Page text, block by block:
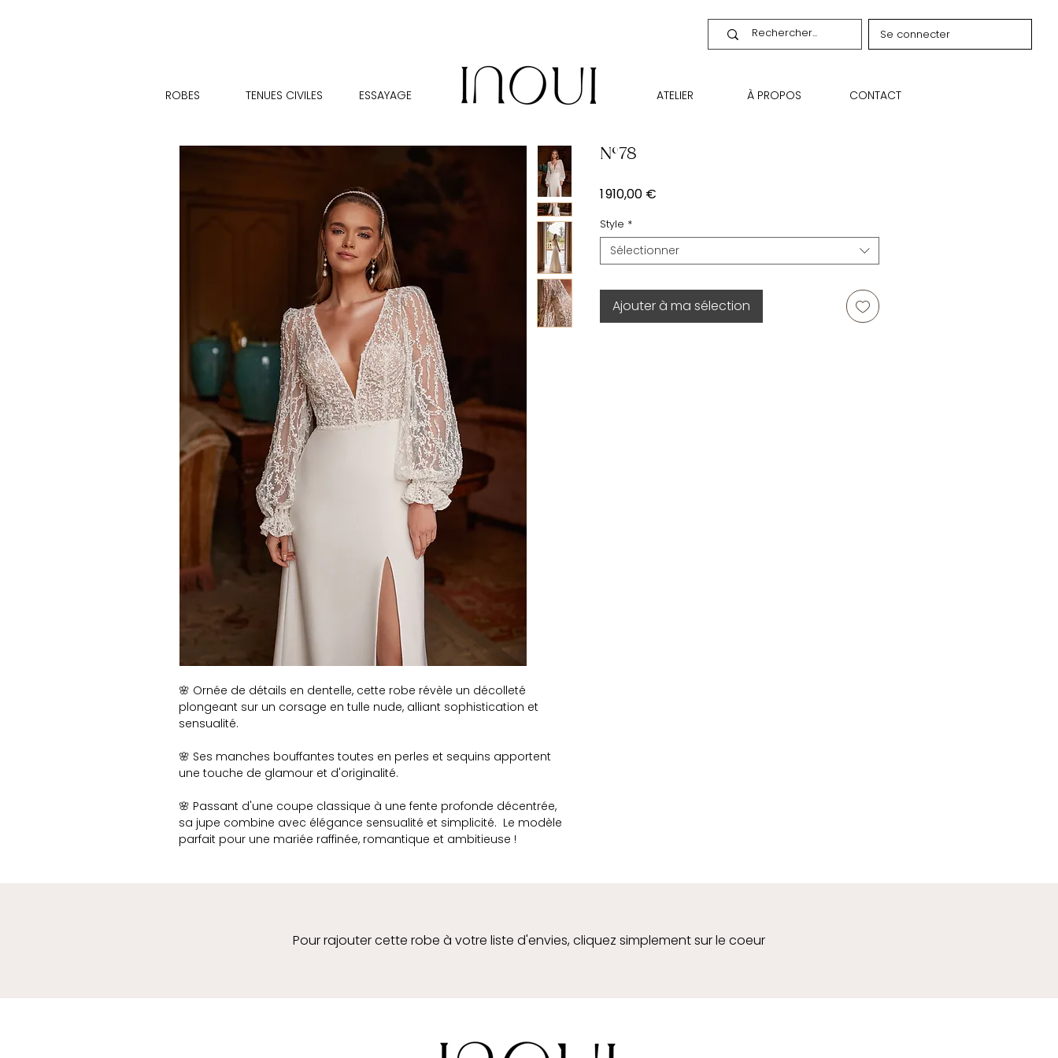
Se connecter
ROBES TENUES CIVILES ESSAYAGE ATELIER À PROPOS CONTACT
🌸 Ornée de détails en dentelle, cette robe révèle un décolleté
plongeant sur un corsage en tulle nude, alliant sophistication et
sensualité.
🌸 Ses manches bouffantes toutes en perles et sequins apportent
une touche de glamour et d'originalité.
🌸 Passant d'une coupe classique à une fente profonde décentrée,
sa jupe combine avec élégance sensualité et simplicité. Le modèle
parfait pour une mariée raffinée, romantique et ambitieuse !
N°78
1 910,00 €
Style *
Sélectionner
Ajouter à ma sélection
Pour rajouter cette robe à votre liste d'envies, cliquez simplement sur le coeur